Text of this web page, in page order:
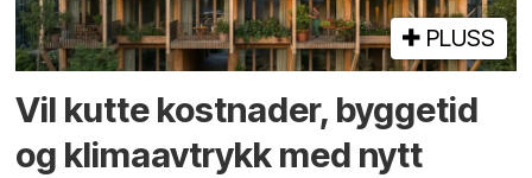
PLUSS
Vil kutte kostnader, byggetid
og klima­avtrykk med nytt